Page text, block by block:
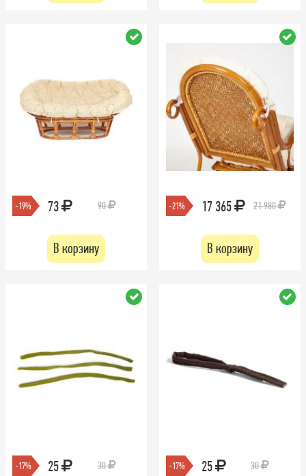
-19% 73 90
В корзину
-21% 17 365 21 980
В корзину
-17% 25 30 -17% 25 30